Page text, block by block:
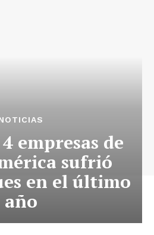
empresas de
sufrió
en el último
año